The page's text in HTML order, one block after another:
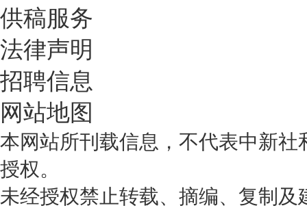
供稿服务
法律声明
招聘信息
网站地图
本网站所刊载信息，不代表中新
授权。
未经授权禁止转载、摘编、复制